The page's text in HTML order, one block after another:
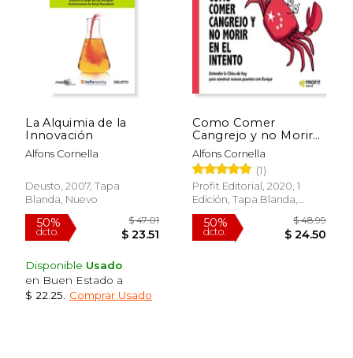
La Alquimia de la
Innovación
Alfons Cornella
Deusto, 2007, Tapa
Blanda, Nuevo
Disponible Usado
en Buen Estado a
$ 22.25
Comprar Usado
Como Comer
Cangrejo y no Morir
en el Intento
Alfons Cornella
(1)
Profit Editorial, 2020, 1
Edición, Tapa Blanda,
Nuevo